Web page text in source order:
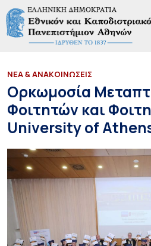
ΝΕΑ & ΑΝΑΚΟΙΝΩΣΕΙΣ
Ορκωμοσία
Φοιτητών και
University of